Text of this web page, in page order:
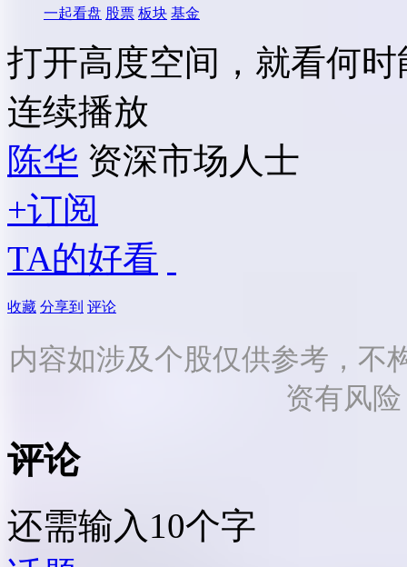
一起看盘 股票 板块 基金
打开高度空间，就看何时
连续播放
陈华 资深市场人士
+订阅
TA的好看
收藏 分享到 评论
内容如涉及个股仅供参考，不
资有风
评论
还需输入10个字